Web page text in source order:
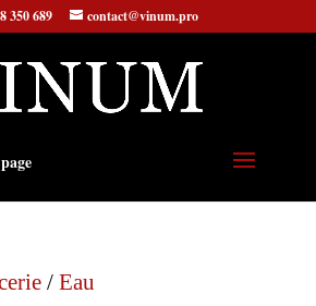
350 689 contact@vinum.pro
/ Eau